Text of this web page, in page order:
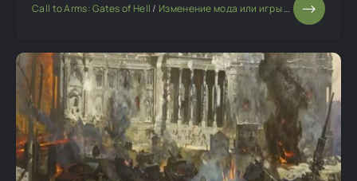
Call to Arms: Gates of Hell / Изменение мода или игры/ Завоевание